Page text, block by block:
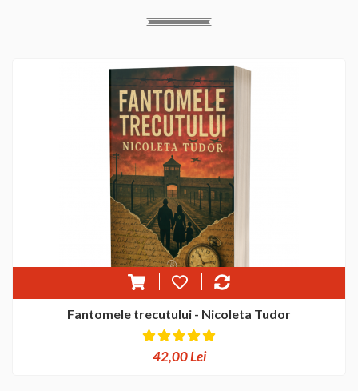
Fantomele trecutului - Nicoleta Tudor
42,00 Lei